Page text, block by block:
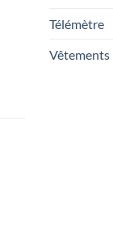
Télémètre
Vêtements